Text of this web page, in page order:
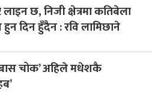
लाइन छ, निजी क्षेत्रमा कतिबेला
हुन दिन हुँदैन : रवि लामिछाने
चोक’ अहिले मधेशकै